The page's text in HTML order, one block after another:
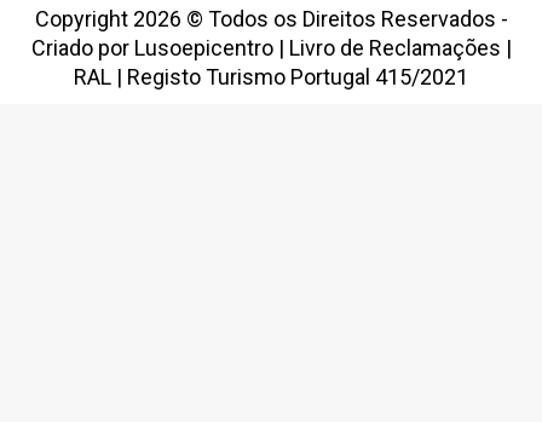
Copyright 2026 © Todos os Direitos Reservados -
Criado por Lusoepicentro| Livro de Reclamações |
RAL | Registo Turismo Portugal 415/2021